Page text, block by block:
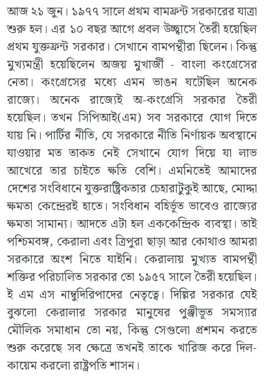
আজ ২১ জুন। ১৯৭৭ সালে প্রথম বামফ্রন্ট সরকারের যাত্রা
শুরু হল। এর ১০ বছর আগে প্রবল উচ্ছ্বাসে তৈরী হয়েছিল
প্রথম যুক্তফ্রন্ট সরকার। সেখানে বামপন্থীরা ছিলেন। কিন্তু
মুখ্যমন্ত্রী হয়েছিলেন অজয় মুখার্জী - বাংলা কংগ্রেসের
নেতা। কংগ্রেসের মধ্যে এমন ভাঙন ঘটেছিল অনেক
রাজ্যে। অনেক রাজ্যেই অ-কংগ্রেসি সরকার তৈরী
হয়েছিল। তখন সিপিআই(এম) সব সরকারে যোগ দিতে
যায় নি। পার্টির নীতি, যে সরকারে নীতি নির্ণায়ক অবস্থানে
যাওয়ার মত তাকত নেই সেখানে যোগ দিয়ে যা লাভ
আখেরে তার চাইতে ক্ষতি বেশি। এমনিতেই আমাদের
দেশের সংবিধানে যুক্তরাষ্ট্রিকতার চেহারাটুকুই আছে, মোদ্দা
ক্ষমতা কেন্দ্রেরই হাতে। সংবিধান বহির্ভূত ভাবেও রাজ্যের
ক্ষমতা সামান্য। আদতে এটা হল এককেন্দ্রিক ব্যবস্থা। তাই
পশ্চিমবঙ্গ, কেরালা এবং ত্রিপুরা ছাড়া আর কোথাও আমরা
সরকারে অংশ নিতে যাইনি। কেরালায় মুখ্যত বামপন্থী
শক্তির পরিচালিত সরকার তো ১৯৫৭ সালে তৈরী হয়েছিল।
ই এম এস নাম্বুদিরিপাদের নেতৃত্বে। দিল্লির সরকার যেই
বুঝলো কেরালার সরকার মানুষের পুঞ্জীভূত সমস্যার
মৌলিক সমাধান তো নয়, কিন্তু সেগুলো প্রশমন করতে
শুরু করেছে সব ক্ষেত্রে তখনই তাকে খারিজ করে দিল-
কায়েম করলো রাষ্ট্রপতি শাসন।